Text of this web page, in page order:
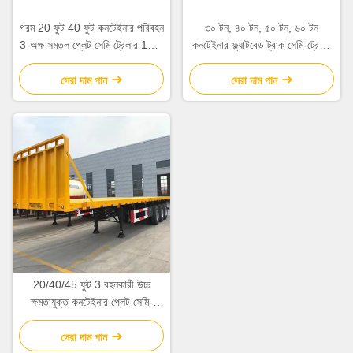
গরম 20 ফুট 40 ফুট কনটেইনার পরিবহন
3-অক্ষ সমতল প্লেট সেমি ট্রেলার 12.5
* 2.5 * 1.55m 12r22.5
কাস্টমাইজড
সেরা দাম পান
৩০ টন, ৪০ টন, ৫০ টন, ৬০ টন
কনটেইনার ফ্ল্যাটবেড ট্রাক সেমি-ট্রেলার
যন্ত্রপাতি ও সরঞ্জাম পরিবহন নির্মাণ
সামগ্রী
সেরা দাম পান
20/40/45 ফুট 3 বহনকারী উচ্চ
ক্ষমতাযুক্ত কনটেইনার প্লেট সেমি-
ট্রেলার সর্বোচ্চ দরকারী লোড 30 টন
জন্য
সেরা দাম পান